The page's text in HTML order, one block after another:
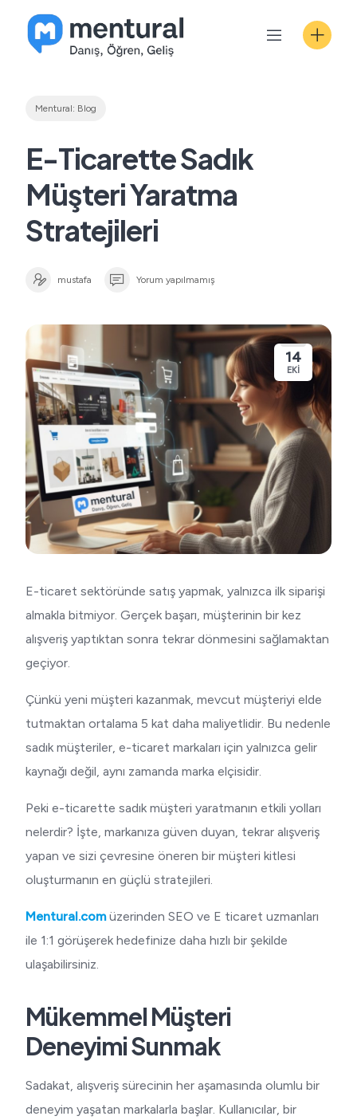
content
Mentural: Blog
E-Ticarette Sadık
Müşteri Yaratma
Stratejileri
mustafa Yorum yapılmamış
14
EKI
E-ticaret sektöründe satış yapmak, yalnızca ilk siparişi
almakla bitmiyor. Gerçek başarı, müşterinin bir kez
alışveriş yaptıktan sonra tekrar dönmesini sağlamaktan
geçiyor.
Çünkü yeni müşteri kazanmak, mevcut müşteriyi elde
tutmaktan ortalama 5 kat daha maliyetlidir. Bu nedenle
sadık müşteriler, e-ticaret markaları için yalnızca gelir
kaynağı değil, aynı zamanda marka elçisidir.
Peki e-ticarette sadık müşteri yaratmanın etkili yolları
nelerdir? İşte, markanıza güven duyan, tekrar alışveriş
yapan ve sizi çevresine öneren bir müşteri kitlesi
oluşturmanın en güçlü stratejileri.
Mentural.comüzerinden SEO ve E ticaret uzmanları
ile 1:1 görüşerek hedefinize daha hızlı bir şekilde
ulaşabilirsiniz.
Mükemmel Müşteri
Deneyimi Sunmak
Sadakat, alışveriş sürecinin her aşamasında olumlu bir
deneyim yaşatan markalarla başlar. Kullanıcılar, bir